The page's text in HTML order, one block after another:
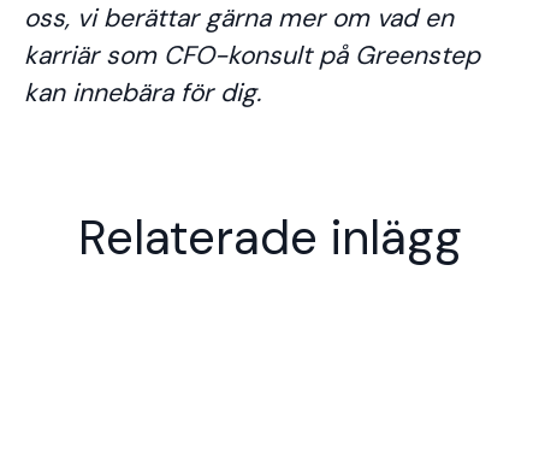
oss, vi berättar gärna mer om vad en
karriär som CFO-konsult på Greenstep
kan innebära för dig.
Relaterade inlägg
Greensteps växande
redovisningsteam i Alingsås
redovisningskonsult – vad